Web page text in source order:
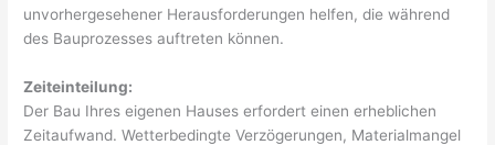
unvorhergesehener Herausforderungen helfen, die während
des Bauprozesses auftreten können.
Zeiteinteilung:
Der Bau Ihres eigenen Hauses erfordert einen erheblichen
Zeitaufwand. Wetterbedingte Verzögerungen, Materialmangel